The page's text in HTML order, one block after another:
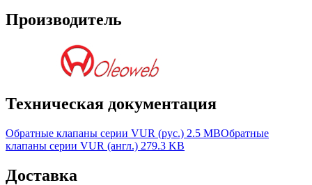
Производитель
Техническая документация
Обратные клапаны серии VUR (рус.) 2.5 MBОбратные
клапаны серии VUR (англ.) 279.3 KB
Доставка